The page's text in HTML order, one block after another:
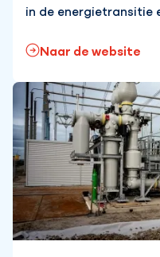
in de energietransitie
Naar de website